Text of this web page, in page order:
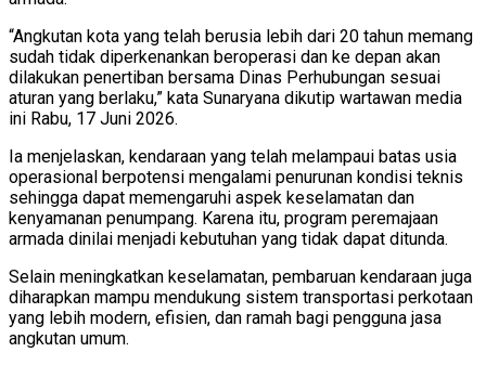
“Angkutan kota yang telah berusia lebih dari 20 tahun memang
sudah tidak diperkenankan beroperasi dan ke depan akan
dilakukan penertiban bersama Dinas Perhubungan sesuai
aturan yang berlaku,” kata Sunaryana dikutip wartawan media
ini Rabu, 17 Juni 2026.
Ia menjelaskan, kendaraan yang telah melampaui batas usia
operasional berpotensi mengalami penurunan kondisi teknis
sehingga dapat memengaruhi aspek keselamatan dan
kenyamanan penumpang. Karena itu, program peremajaan
armada dinilai menjadi kebutuhan yang tidak dapat ditunda.
Selain meningkatkan keselamatan, pembaruan kendaraan juga
diharapkan mampu mendukung sistem transportasi perkotaan
yang lebih modern, efisien, dan ramah bagi pengguna jasa
angkutan umum.